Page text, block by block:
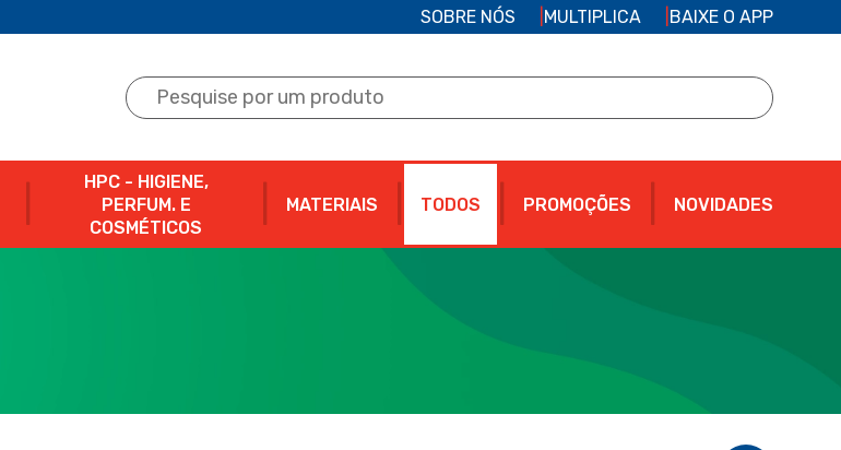
SOBRE NÓS MULTIPLICA BAIXE O APP
HPC - HIGIENE,
PERFUM. E
COSMÉTICOS
MATERIAIS TODOS PROMOÇÕES NOVIDADES